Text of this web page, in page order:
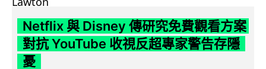
Netflix 與 Disney 傳研究免費觀看方案
對抗 YouTube 收視反超專家警告存隱
憂